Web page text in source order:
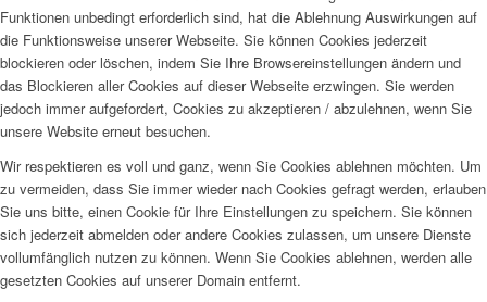
Funktionen unbedingt erforderlich sind, hat die Ablehnung Auswirkungen auf
die Funktionsweise unserer Webseite. Sie können Cookies jederzeit
blockieren oder löschen, indem Sie Ihre Browsereinstellungen ändern und
das Blockieren aller Cookies auf dieser Webseite erzwingen. Sie werden
jedoch immer aufgefordert, Cookies zu akzeptieren / abzulehnen, wenn Sie
unsere Website erneut besuchen.
Wir respektieren es voll und ganz, wenn Sie Cookies ablehnen möchten. Um
zu vermeiden, dass Sie immer wieder nach Cookies gefragt werden, erlauben
Sie uns bitte, einen Cookie für Ihre Einstellungen zu speichern. Sie können
sich jederzeit abmelden oder andere Cookies zulassen, um unsere Dienste
vollumfänglich nutzen zu können. Wenn Sie Cookies ablehnen, werden alle
gesetzten Cookies auf unserer Domain entfernt.